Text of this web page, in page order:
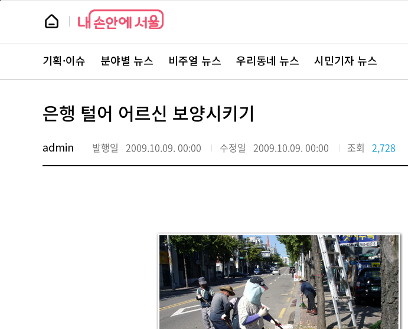
본
기
뉴
스
룸
뉴
스
주
서
로
가
기
기획·이슈 분야별 뉴스 비주얼 뉴스 우리동네 뉴스 시민기자 뉴스
은행 털어 어르신 보양시키기
admin 발행일 2009.10.09. 00:00 수정일 2009.10.09. 00:00 조회 2,728
페
으